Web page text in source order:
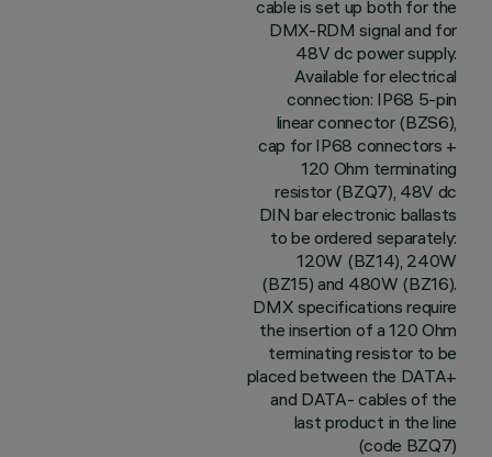
cable is set up both for the
DMX-RDM signal and for
48V dc power supply.
Available for electrical
connection: IP68 5-pin
linear connector (BZS6),
cap for IP68 connectors +
120 Ohm terminating
resistor (BZQ7), 48V dc
DIN bar electronic ballasts
to be ordered separately:
120W (BZ14), 240W
(BZ15) and 480W (BZ16).
DMX specifications require
the insertion of a 120 Ohm
terminating resistor to be
placed between the DATA+
and DATA- cables of the
last product in the line
(code BZQ7)